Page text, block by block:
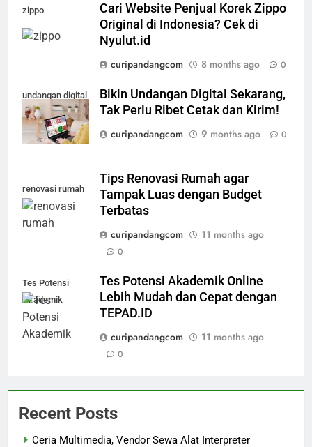
zippo
Cari Website Penjual Korek Zippo
Original di Indonesia? Cek di
Nyulut.id
curipandangcom
8 months ago 0
undangan digital
Bikin Undangan Digital Sekarang,
Tak Perlu Ribet Cetak dan Kirim!
curipandangcom
9 months ago 0
renovasi rumah
Tips Renovasi Rumah agar
Tampak Luas dengan Budget
Terbatas
curipandangcom
11 months ago
0
Tes Potensi
Akademik
Tes Potensi Akademik Online
Lebih Mudah dan Cepat dengan
TEPAD.ID
curipandangcom
11 months ago
0
Recent Posts
Ceria Multimedia, Vendor Sewa Alat Interpreter